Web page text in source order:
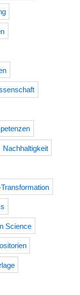
Nachhaltigkeit
Science